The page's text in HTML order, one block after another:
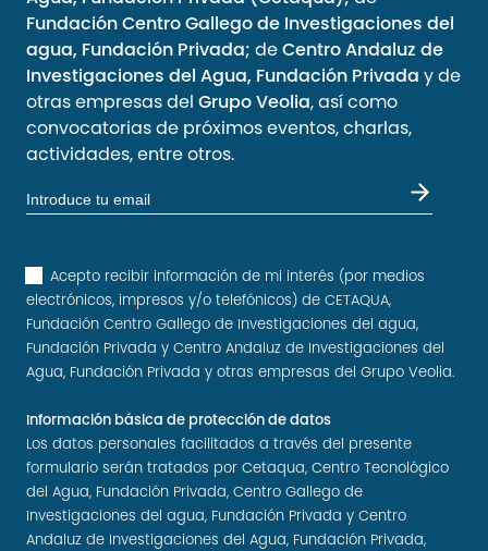
Fundación Centro Gallego de Investigaciones del
agua, Fundación Privada; deCentro Andaluz de
Investigaciones del Agua, Fundación Privada y de
otras empresas del Grupo Veolia, así como
convocatorias de próximos eventos, charlas,
actividades, entre otros.
Acepto recibir información de mi interés (por medios
electrónicos, impresos y/o telefónicos) de CETAQUA,
Fundación Centro Gallego de Investigaciones del agua,
Fundación Privada y Centro Andaluz de Investigaciones del
Agua, Fundación Privada y otras empresas del Grupo Veolia.
Información básica de protección de datos
Los datos personales facilitados a través del presente
formulario serán tratados por Cetaqua, Centro Tecnológico
del Agua, Fundación Privada, Centro Gallego de
Investigaciones del agua, Fundación Privada y Centro
Andaluz de Investigaciones del Agua, Fundación Privada,